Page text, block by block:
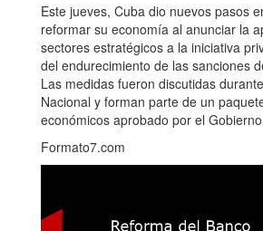
Este jueves, Cuba dio nuevos pasos
reformar su economía al anunciar la
sectores estratégicos a la iniciativa
del endurecimiento de las sanciones
Las medidas fueron discutidas
Nacional y forman parte de un
económicos aprobado por el
Formato7.com